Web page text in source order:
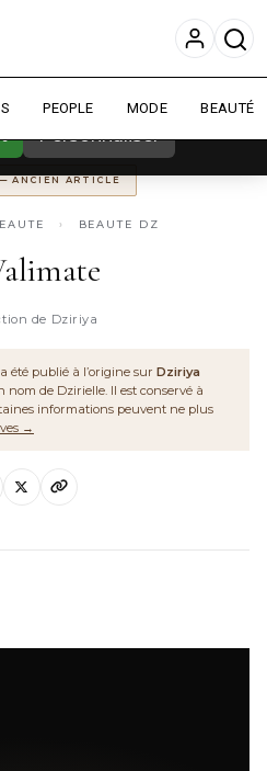
cookies pour améliorer
l'audience. En
Personnaliser
PEOPLE MODE BEAUTÉ
DU WEB ALGÉRIEN
ANCIEN ARTICLE
› BEAUTE DZ
de Dziriya
été publié à l’origine sur Dziriya
nom de Dzirielle. Il est conservé à
informations peuvent ne plus
→